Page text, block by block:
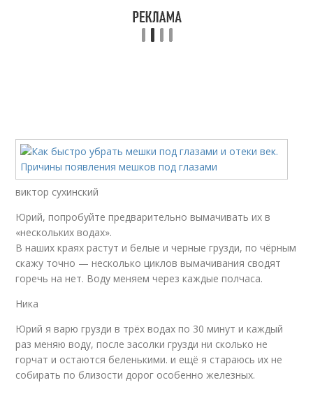
виктор сухинский
Юрий, попробуйте предварительно вымачивать их в
«нескольких водах».
В наших краях растут и белые и черные грузди, по чёрным
скажу точно — несколько циклов вымачивания сводят
горечь на нет. Воду меняем через каждые полчаса.
Ника
Юрий я варю грузди в трёх водах по 30 минут и каждый
раз меняю воду, после засолки грузди ни сколько не
горчат и остаются беленькими. и ещё я стараюсь их не
собирать по близости дорог особенно железных.